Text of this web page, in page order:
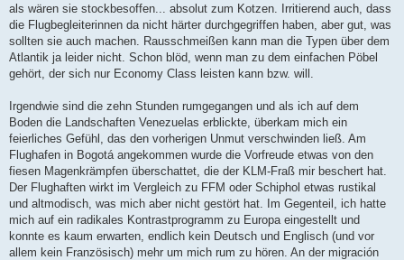
als wären sie stockbesoffen... absolut zum Kotzen. Irritierend auch, dass
die Flugbegleiterinnen da nicht härter durchgegriffen haben, aber gut, was
sollten sie auch machen. Rausschmeißen kann man die Typen über dem
Atlantik ja leider nicht. Schon blöd, wenn man zu dem einfachen Pöbel
gehört, der sich nur Economy Class leisten kann bzw. will.
Irgendwie sind die zehn Stunden rumgegangen und als ich auf dem
Boden die Landschaften Venezuelas erblickte, überkam mich ein
feierliches Gefühl, das den vorherigen Unmut verschwinden ließ. Am
Flughafen in Bogotá angekommen wurde die Vorfreude etwas von den
fiesen Magenkrämpfen überschattet, die der KLM-Fraß mir beschert hat.
Der Flughaften wirkt im Vergleich zu FFM oder Schiphol etwas rustikal
und altmodisch, was mich aber nicht gestört hat. Im Gegenteil, ich hatte
mich auf ein radikales Kontrastprogramm zu Europa eingestellt und
konnte es kaum erwarten, endlich kein Deutsch und Englisch (und vor
allem kein Französisch) mehr um mich rum zu hören. An der migración